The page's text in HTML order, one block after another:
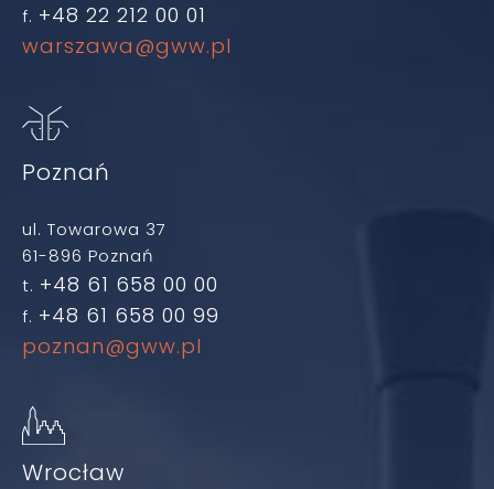
f. +48 22 212 00 01
warszawa@gww.pl
Poznań
ul. Towarowa 37
61-896 Poznań
t. +48 61 658 00 00
f. +48 61 658 00 99
poznan@gww.pl
Wrocław